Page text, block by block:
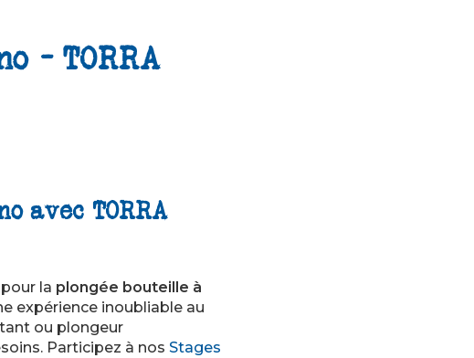
- TORRA
avec TORRA
la plongée bouteille à
expérience inoubliable au
ou plongeur
Participez à nos Stages